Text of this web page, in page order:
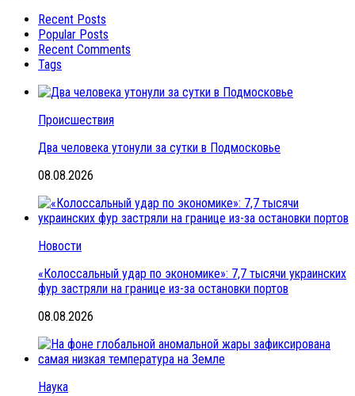
Recent Posts
Popular Posts
Recent Comments
Tags
Происшествия
Два человека утонули за сутки в Подмосковье
08.08.2026
Новости
«Колоссальный удар по экономике»: 7,7 тысячи украинских
фур застряли на границе из-за остановки портов
08.08.2026
Наука